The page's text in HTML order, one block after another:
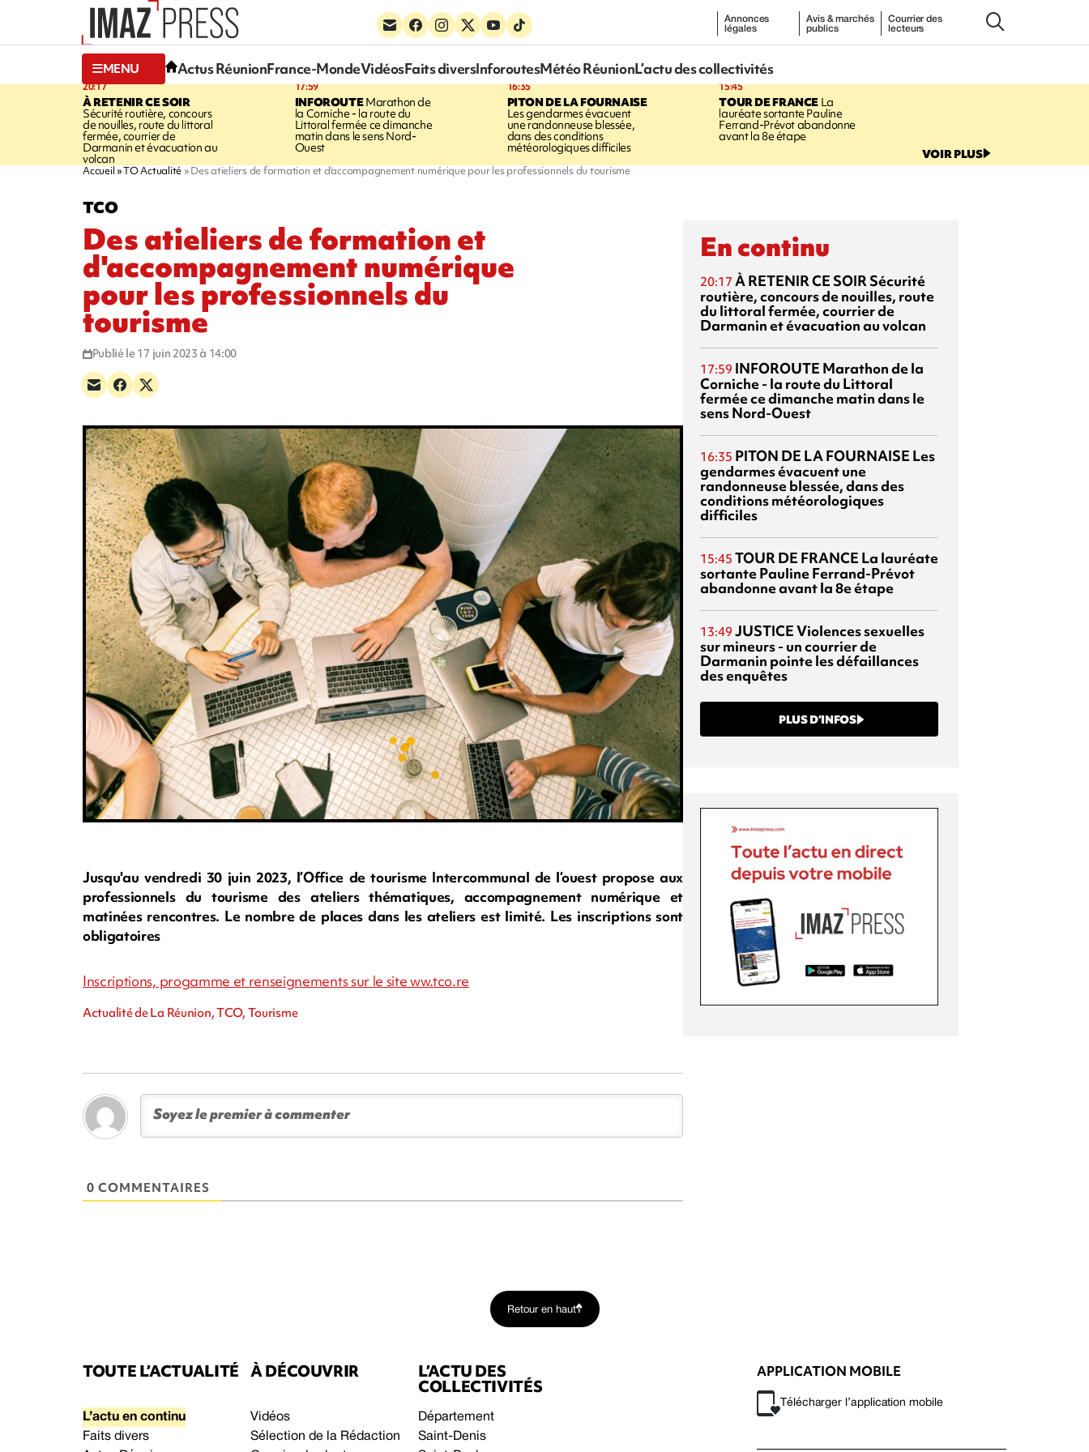
Annonces
légales
Avis & marchés
publics
Courrier des
lecteurs
MENU Actus RéunionFrance-MondeVidéosFaits diversInforoutesMétéo RéunionL’actu des collectivités
20:17
À RETENIR CE SOIR
Sécurité routière, concours
de nouilles, route du littoral
fermée, courrier de
Darmanin et évacuation au
volcan
17:59
INFOROUTEMarathon de
la Corniche - la route du
Littoral fermée ce dimanche
matin dans le sens Nord-
Ouest
16:35
PITON DE LA FOURNAISE
Les gendarmes évacuent
une randonneuse blessée,
dans des conditions
météorologiques difficiles
15:45
TOUR DE FRANCELa
lauréate sortante Pauline
Ferrand-Prévot abandonne
avant la 8e étape
VOIR PLUS
Accueil TO Actualité Des atieliers de formation et d'accompagnement numérique pour les professionnels du tourisme
TCO
Des atieliers de formation et
d'accompagnement numérique
pour les professionnels du
tourisme
Publié le 17 juin 2023 à 14:00
Jusqu'au vendredi 30 juin 2023, l’Office de tourisme Intercommunal de l’ouest propose aux
professionnels du tourisme des ateliers thématiques, accompagnement numérique et
matinées rencontres. Le nombre de places dans les ateliers est limité. Les inscriptions sont
obligatoires
Inscriptions, progamme et renseignements sur le site ww.tco.re
Actualité de La Réunion, TCO, Tourisme
0 COMMENTAIRES
En continu
20:17 À RETENIR CE SOIR Sécurité
routière, concours de nouilles, route
du littoral fermée, courrier de
Darmanin et évacuation au volcan
17:59 INFOROUTE Marathon de la
Corniche - la route du Littoral
fermée ce dimanche matin dans le
sens Nord-Ouest
16:35 PITON DE LA FOURNAISE Les
gendarmes évacuent une
randonneuse blessée, dans des
conditions météorologiques
difficiles
15:45 TOUR DE FRANCE La lauréate
sortante Pauline Ferrand-Prévot
abandonne avant la 8e étape
13:49 JUSTICEViolences sexuelles
sur mineurs - un courrier de
Darmanin pointe les défaillances
des enquêtes
PLUS D’INFOS
Retour en haut
TOUTE L’ACTUALITÉ
L’actu en continu
Faits divers
À DÉCOUVRIR
Vidéos
Sélection de la Rédaction
L’ACTU DES
COLLECTIVITÉS
Département
Saint-Denis
APPLICATION MOBILE
Télécharger l’application mobile